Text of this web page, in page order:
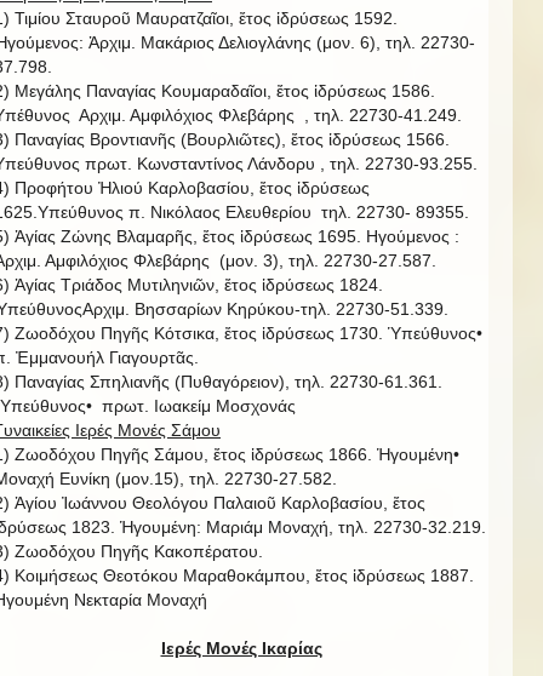
Τιμίου Σταυροῦ Μαυρατζαῖοι, ἔτος ἱδρύσεως 1592.
Ἀρχιμ. Μακάριος Δελιογλάνης (μον. 6), τηλ. 22730-
Μεγάλης Παναγίας Κουμαραδαῖοι, ἔτος ἱδρύσεως 1586.
Αρχιμ. Αμφιλόχιος Φλεβάρης , τηλ. 22730-41.249.
Παναγίας Βροντιανῆς (Βουρλιῶτες), ἔτος ἱδρύσεως 1566.
πρωτ. Κωνσταντίνος Λάνδορυ , τηλ. 22730-93.255.
Προφήτου Ἠλιού Καρλοβασίου, ἔτος ἱδρύσεως
π. Νικόλαος Ελευθερίου τηλ. 22730- 89355.
Ἁγίας Ζώνης Βλαμαρῆς, ἔτος ἱδρύσεως 1695. Ηγούμενος :
Αμφιλόχιος Φλεβάρης (μον. 3), τηλ. 22730-27.587.
Ἁγίας Τριάδος Μυτιληνιῶν, ἔτος ἱδρύσεως 1824.
Βησσαρίων Κηρύκου-τηλ. 22730-51.339.
Ζωοδόχου Πηγῆς Κότσικα, ἔτος ἱδρύσεως 1730. Ὑπεύθυνος•
Ἐμμανουήλ Γιαγουρτᾶς.
Παναγίας Σπηλιανῆς (Πυθαγόρειον), τηλ. 22730-61.361.
πρωτ. Ιωακείμ Μοσχονάς
Ιερές Μονές Σάμου
Ζωοδόχου Πηγῆς Σάμου, ἔτος ἱδρύσεως 1866. Ἡγουμένη•
Ευνίκη (μον.15), τηλ. 22730-27.582.
Ἁγίου Ἰωάννου Θεολόγου Παλαιοῦ Καρλοβασίου, ἔτος
1823. Ἡγουμένη: Μαριάμ Μοναχή, τηλ. 22730-32.219.
Ζωοδόχου Πηγῆς Κακοπέρατου.
Κοιμήσεως Θεοτόκου Μαραθοκάμπου, ἔτος ἱδρύσεως 1887.
Νεκταρία Μοναχή
Ιερές Μονές Ικαρίας